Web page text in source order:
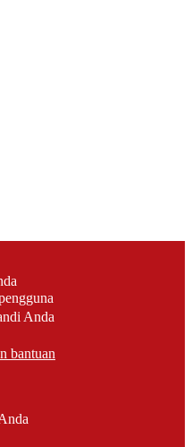
Anda
bantuan